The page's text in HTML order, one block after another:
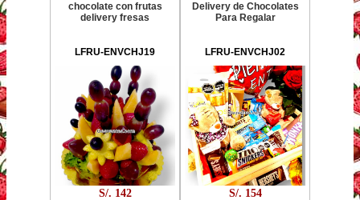
chocolate con frutas
delivery fresas
LFRU-ENVCHJ19
S/. 142
Delivery de Chocolates
Para Regalar
LFRU-ENVCHJ02
S/. 154